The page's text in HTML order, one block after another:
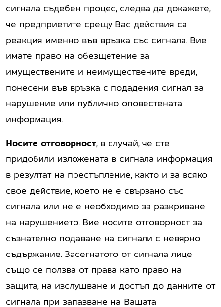
сигнала съдебен процес, следва да докажете,
че предприетите срещу Вас действия са
реакция именно във връзка със сигнала. Вие
имате право на обезщетение за
имуществените и неимуществените вреди,
понесени във връзка с подадения сигнал за
нарушение или публично оповестената
информация.
Носите отговорност, в случай, че сте
придобили изложената в сигнала информация
в резултат на престъпление, както и за всяко
свое действие, което не е свързано със
сигнала или не е необходимо за разкриване
на нарушението. Вие носите отговорност за
съзнателно подаване на сигнали с невярно
съдържание. Засегнатото от сигнала лице
също се ползва от права като право на
защита, на изслушване и достъп до данните от
сигнала при запазване на Вашата